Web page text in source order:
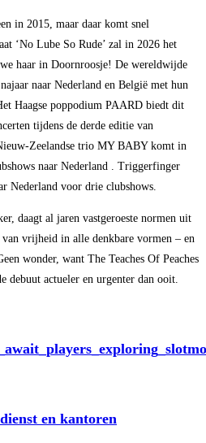
in 2015, maar daar komt snel
‘No Lube So Rude’ zal in 2026 het
haar in Doornroosje! De wereldwijde
naar Nederland en België met hun
Haagse poppodium PAARD biedt dit
tijdens de derde editie van
Zeelandse trio MY BABY komt in
naar Nederland . Triggerfinger
Nederland voor drie clubshows.
daagt al jaren vastgeroeste normen uit
vrijheid in alle denkbare vormen – en
wonder, want The Teaches Of Peaches
debuut actueler en urgenter dan ooit.
en kantoren